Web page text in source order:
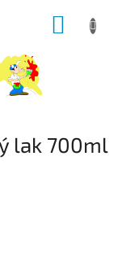
lak 700ml